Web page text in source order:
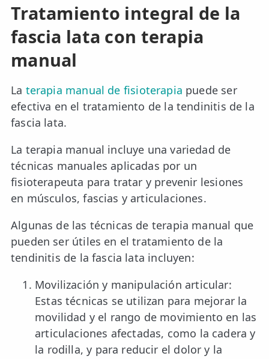
Tratamiento integral de la
fascia lata con terapia
manual
La terapia manual de fisioterapia puede ser
efectiva en el tratamiento de la tendinitis de la
fascia lata.
La terapia manual incluye una variedad de
técnicas manuales aplicadas por un
fisioterapeuta para tratar y prevenir lesiones
en músculos, fascias y articulaciones.
Algunas de las técnicas de terapia manual que
pueden ser útiles en el tratamiento de la
tendinitis de la fascia lata incluyen:
Movilización y manipulación articular:
Estas técnicas se utilizan para mejorar la
movilidad y el rango de movimiento en las
articulaciones afectadas, como la cadera y
la rodilla, y para reducir el dolor y la